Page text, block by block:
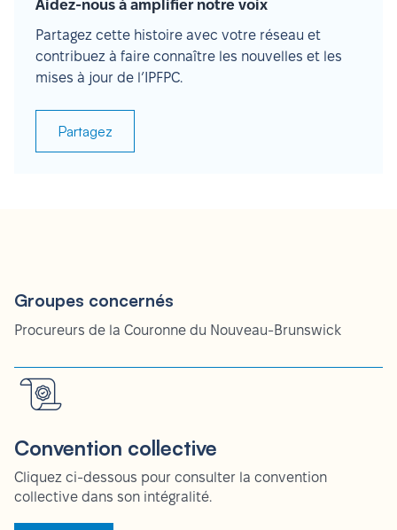
Aidez-nous à amplifier notre voix
Partagez cette histoire avec votre réseau et
contribuez à faire connaître les nouvelles et les
mises à jour de l’IPFPC.
Partagez
Groupes concernés
Procureurs de la Couronne du Nouveau-Brunswick
Convention collective
Cliquez ci-dessous pour consulter la convention
collective dans son intégralité.